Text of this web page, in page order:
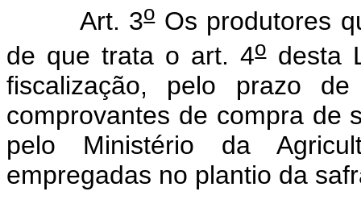
Art. 3oOs produtores
de que trata o art. 4odesta
fiscalização, pelo prazo
comprovantes de compra de
pelo Ministério da
empregadas no plantio da